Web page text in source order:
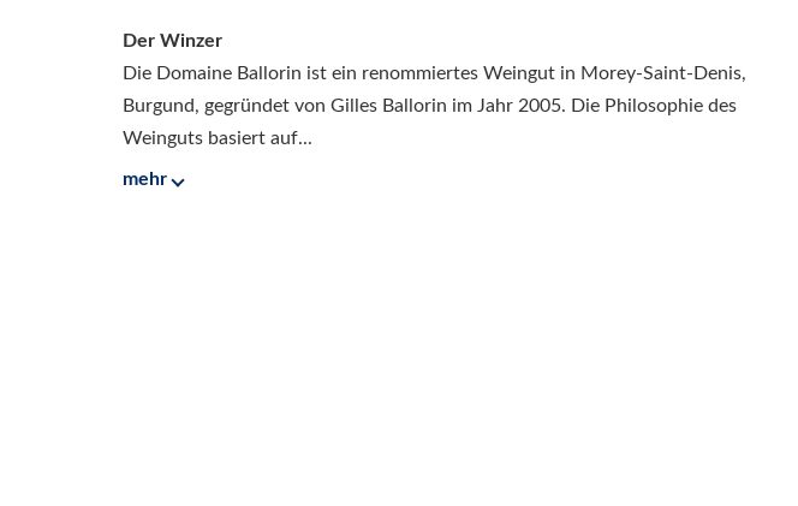
Der Winzer
Die Domaine Ballorin ist ein renommiertes Weingut in Morey-Saint-Denis,
Burgund, gegründet von Gilles Ballorin im Jahr 2005. Die Philosophie des
Weinguts basiert auf...
mehr